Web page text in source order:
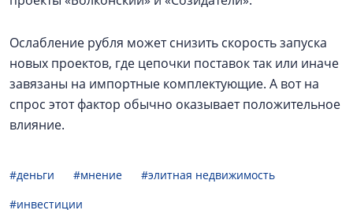
Ослабление рубля может снизить скорость запуска
новых проектов, где цепочки поставок так или иначе
завязаны на импортные комплектующие. А вот на
спрос этот фактор обычно оказывает положительное
влияние.
#деньги #мнение
#элитная недвижимость
#инвестиции